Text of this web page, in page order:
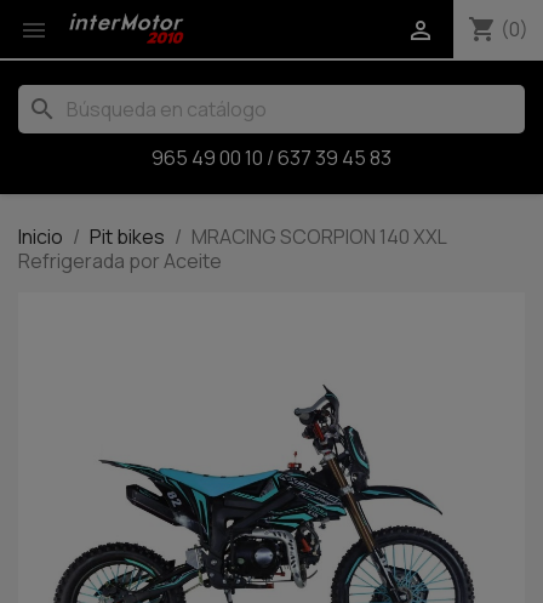
 shopping_cart (0)

search
965 49 00 10 /637 39 45 83
Inicio Pit bikes
MRACING SCORPION 140 XXL
Refrigerada por Aceite